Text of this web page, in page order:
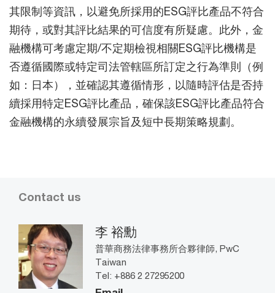
其限制等資訊，以避免所採用的ESG評比產品不符合
期待，或對其評比結果的可信度有所疑慮。此外，金
融機構可考慮定期/不定期檢視相關ESG評比機構是
否遵循國際或特定司法管轄區所訂定之行為準則（例
如：日本），並確認其遵循情形，以隨時評估是否持
續採用特定ESG評比產品，確保該ESG評比產品符合
金融機構的永續發展宗旨及短中長期策略規劃。
Contact us
李 裕勳
普華商務法律事務所合夥律師, PwC
Taiwan
Tel: +886 2 27295200